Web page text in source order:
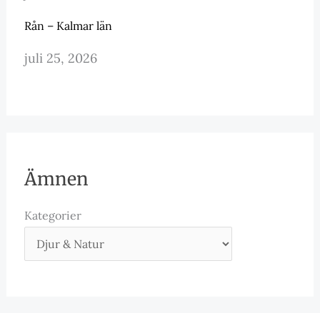
Rån – Kalmar län
juli 25, 2026
Ämnen
Kategorier